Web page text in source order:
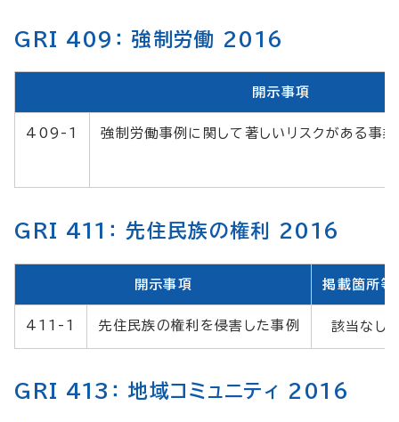
GRI 409： 強制労働 2016
開示事項
409-1 強制労働事例に関して著しいリスクがある事
GRI 411： 先住民族の権利 2016
開示事項 掲載箇所等
411-1 先住民族の権利を侵害した事例 該当なし
GRI 413： 地域コミュニティ 2016